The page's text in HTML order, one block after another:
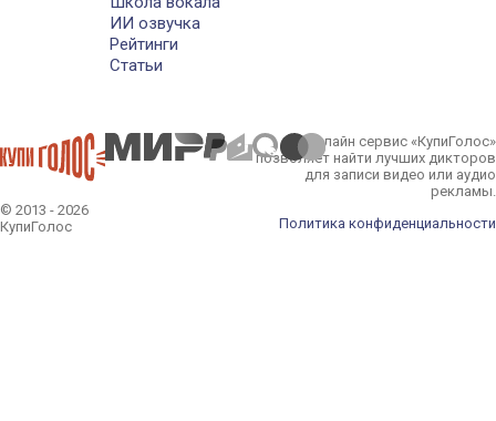
ИИ озвучка
Рейтинги
Статьи
© 2013 - 2026
КупиГолос
Онлайн сервис «КупиГолос»
позволяет найти лучших дикторов
для записи видео или аудио
рекламы.
Политика конфиденциальности